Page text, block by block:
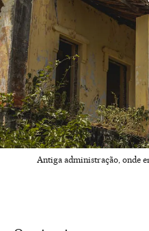
Antiga administração, onde